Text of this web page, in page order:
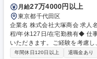
月給27万4000円以上
東京都千代田区
企業名 株式会社大塚商会 求人名 【東京】総務 ◆プライム上場/残業月10h
程/年休127日/在宅勤務有◆ 仕事の内容 総務全般の業務に幅広く携わって
いただきます。ご経験を考慮
ローテーションなどでマルチに
年間休日120日以上 退職金あり